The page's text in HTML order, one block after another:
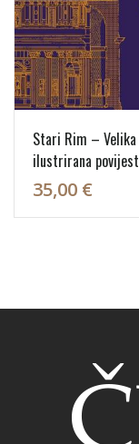
Stari Rim – Velika
ilustrirana povijest
35,00 €